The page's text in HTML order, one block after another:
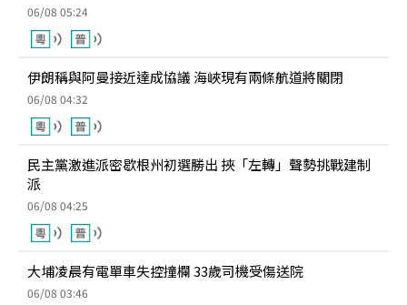
06/08 05:24
伊朗稱與阿曼接近達成協議 海峽現有兩條航道將關閉
06/08 04:32
民主黨激進派密歇根州初選勝出 挾「左轉」聲勢挑戰建制
派
06/08 04:25
大埔凌晨有電單車失控撞欄 33歲司機受傷送院
06/08 03:46